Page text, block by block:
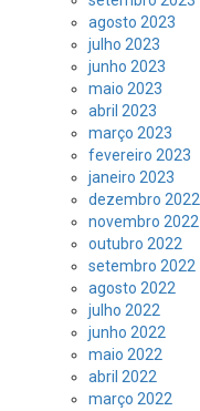
agosto 2023
julho 2023
junho 2023
maio 2023
abril 2023
março 2023
fevereiro 2023
janeiro 2023
dezembro 2022
novembro 2022
outubro 2022
setembro 2022
agosto 2022
julho 2022
junho 2022
maio 2022
abril 2022
março 2022